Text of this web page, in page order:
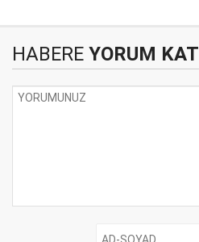
HABERE YORUM KAT